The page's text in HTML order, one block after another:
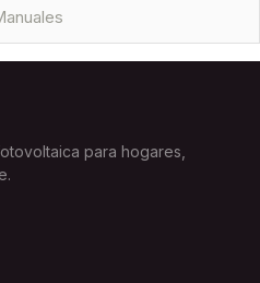
para hogares,